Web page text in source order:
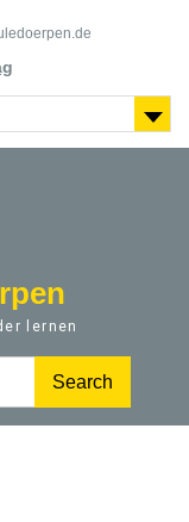
lernen